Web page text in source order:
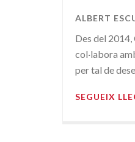
ALBERT
Des del
col·labora
per tal de
SEGUEIX